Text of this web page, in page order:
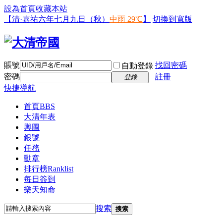
設為首頁收藏本站
【清·嘉祐六年七月九日（秋） 中雨 29℃ 】 切換到寬版
賬號 自動登錄 找回密碼
密碼
登錄
註冊
快捷導航
首頁BBS
大清年表
輿圖
銀號
任務
勳章
排行榜Ranklist
每日簽到
樂天知命
搜索 搜索